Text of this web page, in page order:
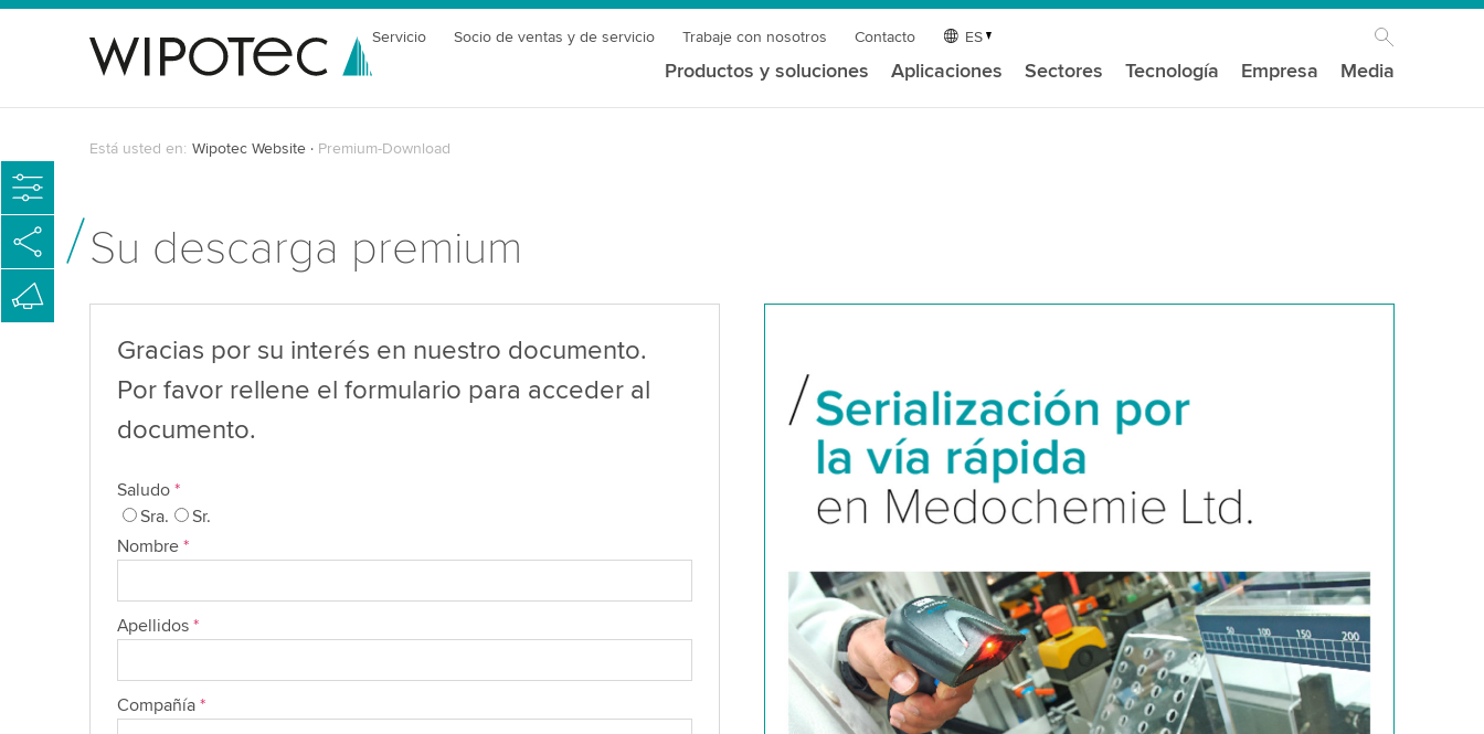
Servicio Socio de ventas y de servicio Trabaje con nosotros Contacto ES
Productos y soluciones Aplicaciones Sectores Tecnología Empresa Media
Está usted en: Wipotec Website Premium-Download
Su descarga premium
Gracias por su interés en nuestro documento.
Por favor rellene el formulario para acceder al
documento.
Saludo *
Sra.
Sr.
Nombre *
Apellidos *
Compañía *